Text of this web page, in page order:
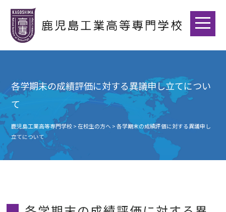
各学期末の成績評価に対する異議申し立てについ
て
鹿児島工業高等専門学校>在校生の方へ >各学期末の成績評価に対する異議申し
立てについて